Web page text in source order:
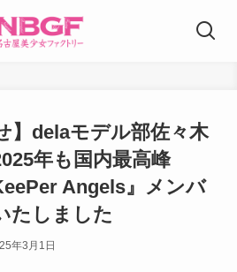
】delaモデル部佐々木
年も国内最高峰
Angels』メンバ
たしました
年3月1日